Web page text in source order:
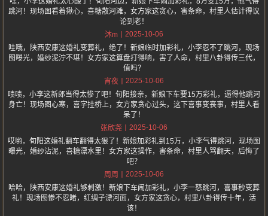
跳河！现场图看着揪心，喜糖散河滩，女方家这贪心，害条命，村里人估计得议
论到老！
沐m
2025-10-06
哇哦，陕西安康这婚礼变葬礼，绝了！新娘临时加彩礼，小李忍不了跳河，现场
图曝光，婚纱泥泞不堪！女方家这算盘打得响，害了人命，村里八卦得传三代，
值吗？
宵夜
2025-10-06
啧啧，小李这新郎当得太惨了吧！旬阳接亲，新娘下车要15万彩礼，逼得他跳河
身亡！现场图心寒，喜字挂桥上，女方家贪心过头，这下喜事变丧事，村里人看
呆了！
张欣尧
2025-10-06
哎哟，旬阳这婚礼翻车翻得太狠了！新娘加彩礼到15万，小李气得跳河，现场图
曝光，婚纱沾泥，喜糖漂水里！女方家这操作，害条命，村里人骂翻天，后悔了
吧？
周周
2025-10-06
哈哈，陕西安康这婚礼够刺激！新娘下车闹加彩礼，小李一怒跳河，喜事秒变葬
礼！现场图惨不忍睹，红绸子漂河面，女方家这贪心，村里八卦得传十年，活
该！